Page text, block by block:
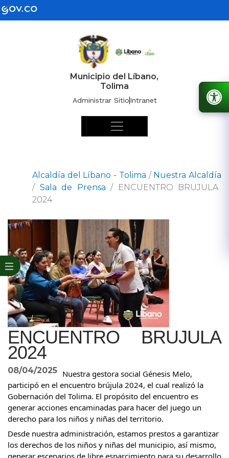
Municipio del Líbano,
Tolima
Administrar SitioIntranet
Alcaldía del Líbano - Tolima / Nuestra Alcaldía
/ Sala de Prensa /
ENCUENTRO BRUJULA
2024
ENCUENTRO BRUJULA
2024
08/04/2025 Nuestra gestora social Génesis Melo,
participó en el encuentro brújula 2024, el cual realizó la
Gobernación del Tolima. El propósito del encuentro es
generar acciones encaminadas para hacer del juego un
derecho para los niños y niñas del territorio.
Desde nuestra administración, estamos prestos a garantizar
los derechos de los niños y niñas del municipio, así mismo,